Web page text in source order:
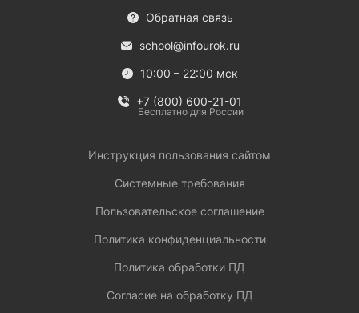
Обратная связь
school@infourok.ru
10:00 – 22:00 мск
+7 (800) 600-21-01
Бесплатно для России
Инструкция пользования сайтом
Системные требования
Пользовательское соглашение
Политика конфиденциальности
Политика обработки ПД
Согласие на обработку ПД